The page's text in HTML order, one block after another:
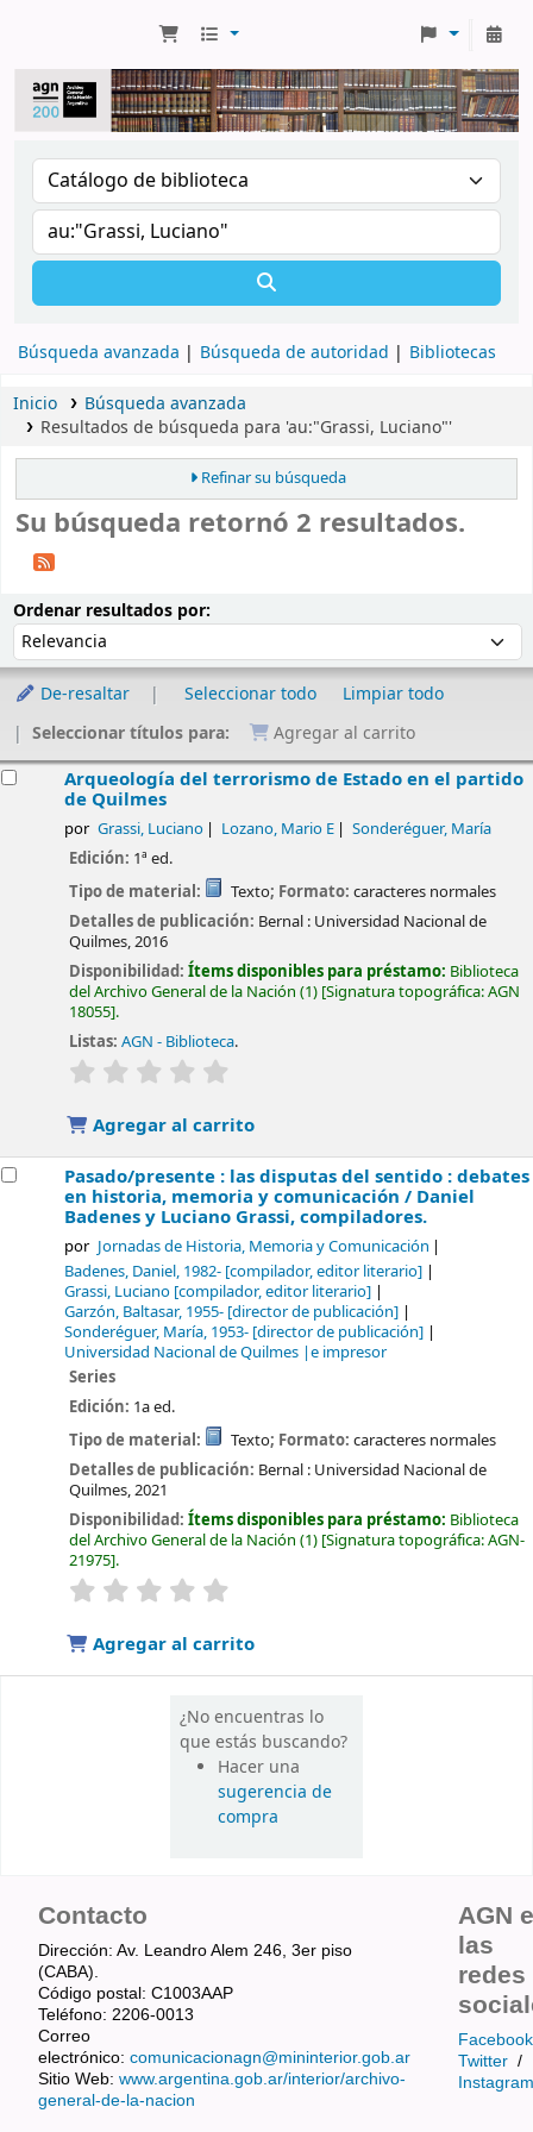
Búsqueda avanzada Búsqueda de autoridad Bibliotecas
Inicio
Búsqueda avanzada
Resultados de búsqueda para 'au:"Grassi, Luciano"'
Refinar su búsqueda
Su búsqueda retornó 2 resultados.
Ordenar resultados por:
De-resaltar Seleccionar todo
Limpiar todo
Seleccionar títulos para:
Agregar al carrito
Arqueología del terrorismo de Estado en el partido
de Quilmes
por Grassi, Luciano Lozano, Mario E Sonderéguer, María
Edición: 1ª ed.
Tipo de material:
Texto; Formato: caracteres normales
Detalles de publicación: Bernal : Universidad Nacional de
Quilmes,2016
Disponibilidad:Ítems disponibles para préstamo: Biblioteca
del Archivo General de la Nación (1) Signatura topográfica:AGN
18055 .
Listas: AGN - Biblioteca.
valoración
Agregar al carrito
Pasado/presente : las disputas del sentido : debates
en historia, memoria y comunicación / Daniel
Badenes y Luciano Grassi, compiladores.
por Jornadas de Historia, Memoria y Comunicación
Badenes, Daniel, 1982- [compilador, editor literario]
Grassi, Luciano [compilador, editor literario]
Garzón, Baltasar, 1955- [director de publicación]
Sonderéguer, María, 1953- [director de publicación]
Universidad Nacional de Quilmes |e impresor
Series
Edición: 1a ed.
Tipo de material:
Texto; Formato: caracteres normales
Detalles de publicación: Bernal : Universidad Nacional de
Quilmes,2021
Disponibilidad:Ítems disponibles para préstamo: Biblioteca
del Archivo General de la Nación (1) Signatura topográfica:AGN-
21975 .
valoración
Agregar al carrito
¿No encuentras lo
que estás buscando?
Hacer una
sugerencia de
compra
Contacto
Dirección: Av. Leandro Alem 246, 3er piso
(CABA).
Código postal: C1003AAP
Teléfono: 2206-0013
Correo
electrónico: comunicacionagn@mininterior.gob.ar
Sitio Web: www.argentina.gob.ar/interior/archivo-
general-de-la-nacion
AGN
las
redes
Facebook
Twitter /
Instagram